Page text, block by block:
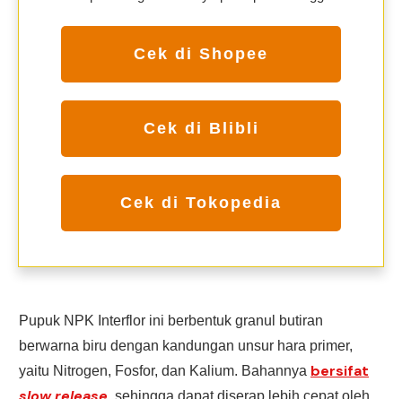
Cek di Shopee
Cek di Blibli
Cek di Tokopedia
Pupuk NPK Interflor ini berbentuk granul butiran
berwarna biru dengan kandungan unsur hara primer,
yaitu Nitrogen, Fosfor, dan Kalium. Bahannya bersifat